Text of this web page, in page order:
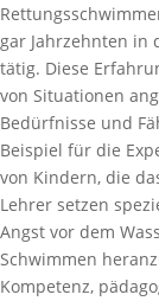
gar Jahrzehnten in
tätig. Diese
von Situationen
Bedürfnisse und
Beispiel für die
von Kindern, die
Lehrer setzen
Angst vor dem
Schwimmen
Kompetenz,